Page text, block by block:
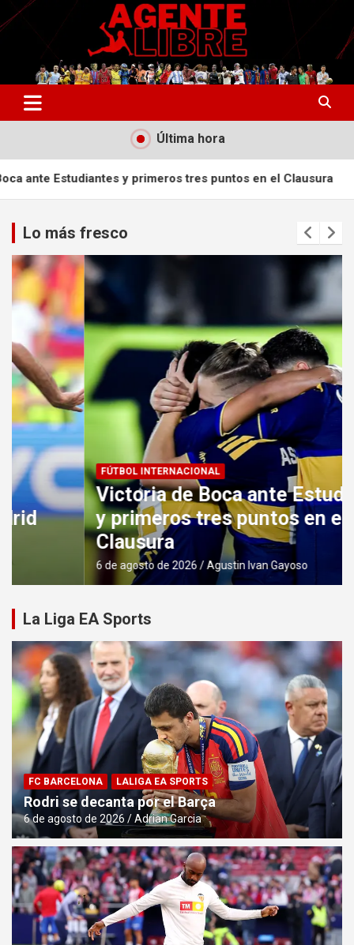
Saltar
al
Agente Libre Digital
La nueva generación del periodismo deportivo.
Última hora
y primeros tres puntos en el Clausura Rodri se decanta
Lo más fresco
FÚTBOL INTERNACIONAL
Victoria de Boca ante Estudiantes
y primeros tres puntos en el
Clausura
6 de agosto de 2026 Agustin Ivan Gayoso
La Liga EA Sports
FC BARCELONA LALIGA EA SPORTS
Rodri se decanta por el Barça
6 de agosto de 2026 Adrian Garcia